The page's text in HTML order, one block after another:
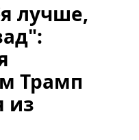
лучше,
Трамп
из